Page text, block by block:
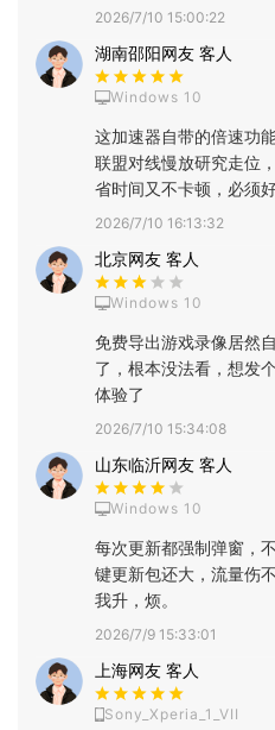
2026/7/10 15:00:22
湖南邵阳网友 客人
Windows 10
这加速器自带的倍速功
联盟对线慢放研究走位
省时间又不卡顿，必须
2026/7/10 16:13:32
北京网友 客人
Windows 10
免费导出游戏录像居然
了，根本没法看，想发
体验了
2026/7/10 15:34:08
山东临沂网友 客人
Windows 10
每次更新都强制弹窗，
键更新包还大，流量伤
我升，烦。
2026/7/9 15:33:01
上海网友 客人
Sony_Xperia_1_VII